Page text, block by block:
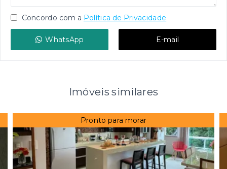
Concordo com a Política de Privacidade
WhatsApp E-mail
Imóveis similares
Pronto para morar